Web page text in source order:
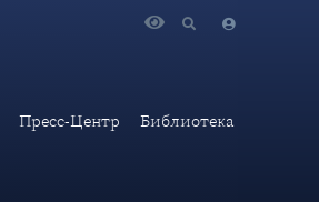
Пресс-Центр Библиотека